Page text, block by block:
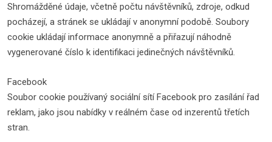
Shromážděné údaje, včetně počtu návštěvníků, zdroje, odkud
pocházejí, a stránek se ukládají v anonymní podobě. Soubory
cookie ukládají informace anonymně a přiřazují náhodně
vygenerované číslo k identifikaci jedinečných návštěvníků.
Facebook
Soubor cookie používaný sociální sítí Facebook pro zasílání řad
reklam, jako jsou nabídky v reálném čase od inzerentů třetích
stran.